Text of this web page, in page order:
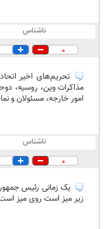
ناشناس
0
تحریم‌های اخیر
مذاکرات وین، روسیه،
امور خارجه، مسئولان و
ناشناس
0
یک زمانی رئیس
زیر میز است روی میز است